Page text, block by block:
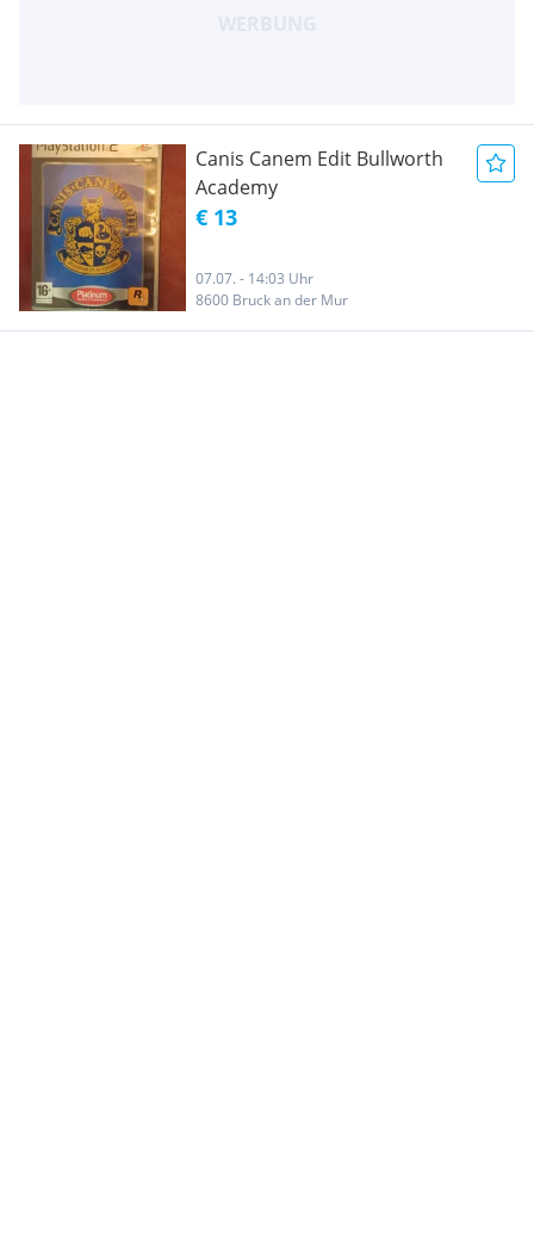
Canis Canem Edit Bullworth
Academy
€ 13
07.07. - 14:03 Uhr
8600 Bruck an der Mur